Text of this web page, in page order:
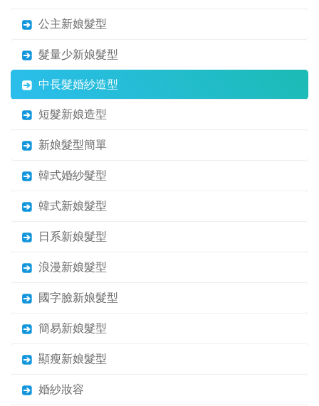
公主新娘髮型
髮量少新娘髮型
中長髮婚紗造型
短髮新娘造型
新娘髮型簡單
韓式婚紗髮型
韓式新娘髮型
日系新娘髮型
浪漫新娘髮型
國字臉新娘髮型
簡易新娘髮型
顯瘦新娘髮型
婚紗妝容